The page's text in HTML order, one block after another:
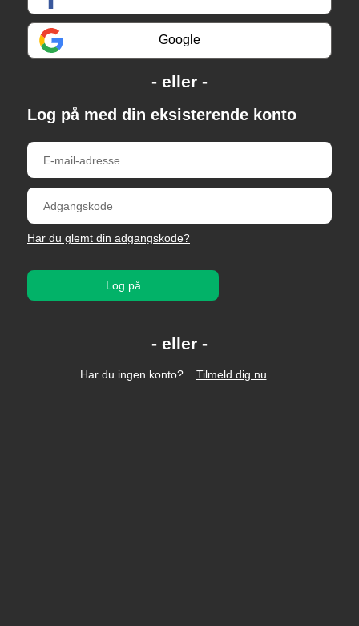
Google
Log på med din eksisterende konto
Har du glemt din adgangskode?
Log på
Har du ingen konto? Tilmeld dig nu